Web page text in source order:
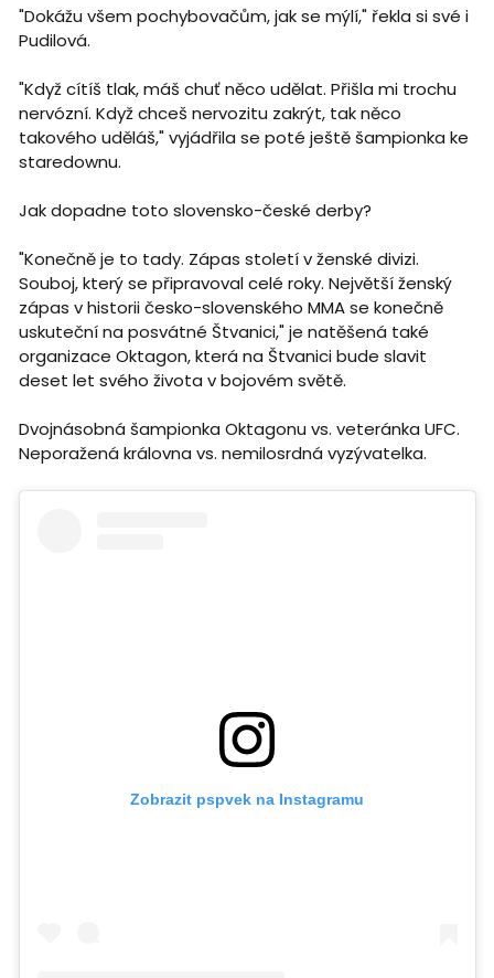
"Dokážu všem pochybovačům, jak se mýlí," řekla si své i
Pudilová.
"Když cítíš tlak, máš chuť něco udělat. Přišla mi trochu
nervózní. Když chceš nervozitu zakrýt, tak něco
takového uděláš," vyjádřila se poté ještě šampionka ke
staredownu.
Jak dopadne toto slovensko-české derby?
"Konečně je to tady. Zápas století v ženské divizi.
Souboj, který se připravoval celé roky. Největší ženský
zápas v historii česko-slovenského MMA se konečně
uskuteční na posvátné Štvanici," je natěšená také
organizace Oktagon, která na Štvanici bude slavit
deset let svého života v bojovém světě.
Dvojnásobná šampionka Oktagonu vs. veteránka UFC.
Neporažená královna vs. nemilosrdná vyzývatelka.
Zobrazit pspvek na Instagramu